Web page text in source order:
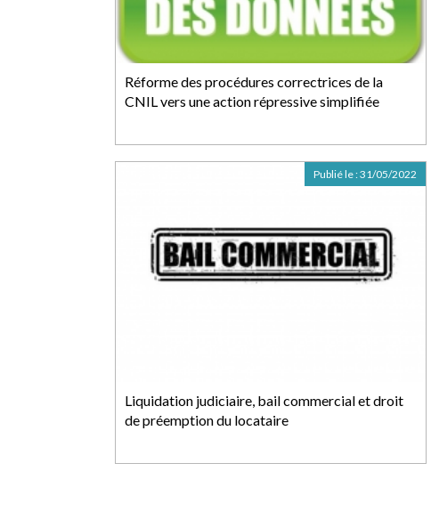
Réforme des procédures correctrices de la
CNIL vers une action répressive simplifiée
Liquidation judiciaire, bail commercial et droit
de préemption du locataire
Publié le :31/05/2022